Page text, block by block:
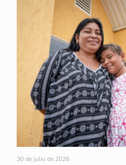
30 de julio de 2026